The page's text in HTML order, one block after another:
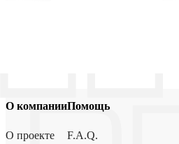
О компании
О проекте
Помощь
F.A.Q.